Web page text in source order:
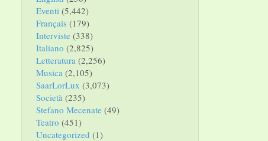
Eventi (5,442)
Français (179)
Interviste (338)
Italiano (2,825)
Letteratura (2,256)
Musica (2,105)
SaarLorLux (3,073)
Società (235)
Stefano Mecenate (49)
Teatro (451)
Uncategorized (1)